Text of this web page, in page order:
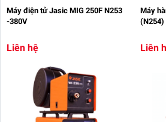
Máy điện tử Jasic MIG 250F N253
-380V
Liên hệ
Máy
(N254)
Liên